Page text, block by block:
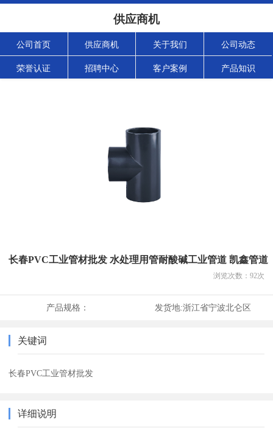
供应商机
公司首页 供应商机 关于我们 公司动态
荣誉认证 招聘中心 客户案例 产品知识
长春PVC工业管材批发 水处理用管耐酸碱工业管道 凯鑫管道
浏览次数： 92次
产品规格： 发货地:浙江省宁波北仑区
关键词
长春PVC工业管材批发
详细说明